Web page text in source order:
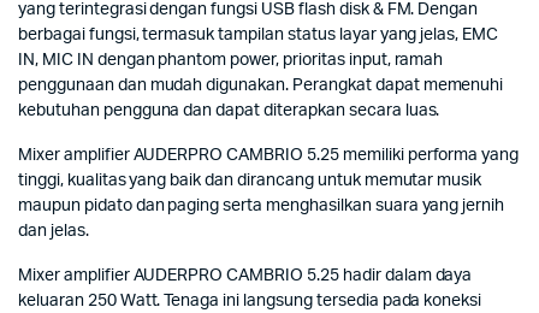
yang terintegrasi dengan fungsi USB flash disk & FM. Dengan
berbagai fungsi, termasuk tampilan status layar yang jelas, EMC
IN, MIC IN dengan phantom power, prioritas input, ramah
penggunaan dan mudah digunakan. Perangkat dapat memenuhi
kebutuhan pengguna dan dapat diterapkan secara luas.
Mixer amplifier AUDERPRO CAMBRIO 5.25 memiliki performa yang
tinggi, kualitas yang baik dan dirancang untuk memutar musik
maupun pidato dan paging serta menghasilkan suara yang jernih
dan jelas.
Mixer amplifier AUDERPRO CAMBRIO 5.25 hadir dalam daya
keluaran 250 Watt. Tenaga ini langsung tersedia pada koneksi